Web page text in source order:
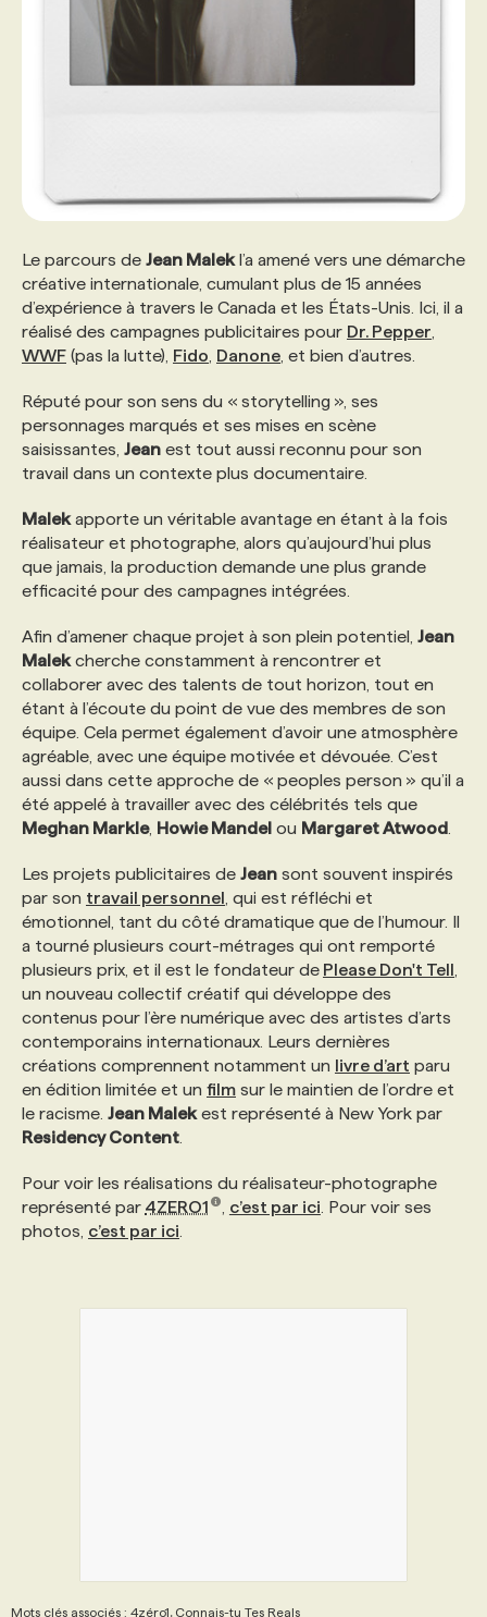
Le parcours de Jean Malekl’a amené vers une démarche
créative internationale, cumulant plus de 15 années
d’expérience à travers le Canada et les États-Unis. Ici, il a
réalisé des campagnes publicitaires pour Dr. Pepper
WWF (pas la lutte), Fido Danone , et bien d’autres.
Réputé pour son sens du « storytelling », ses
personnages marqués et ses mises en scène
saisissantes, Jean est tout aussi reconnu pour son
travail dans un contexte plus documentaire.
Malekapporte un véritable avantage en étant à la fois
réalisateur et photographe, alors qu’aujourd’hui plus
que jamais, la production demande une plus grande
efficacité pour des campagnes intégrées.
Afin d’amener chaque projet à son plein potentiel, Jean
Malekcherche constamment à rencontrer et
collaborer avec des talents de tout horizon, tout en
étant à l’écoute du point de vue des membres de son
équipe. Cela permet également d’avoir une atmosphère
agréable, avec une équipe motivée et dévouée. C’est
aussi dans cette approche de « peoples person » qu’il a
été appelé à travailler avec des célébrités tels que
Meghan Markle, Howie Mandel ou Margaret Atwood
Les projets publicitaires de Jean sont souvent inspirés
par son travail personnel , qui est réfléchi et
émotionnel, tant du côté dramatique que de l’humour. Il
a tourné plusieurs court-métrages qui ont remporté
plusieurs prix, et il est le fondateur de Please Don't Tell
un nouveau collectif créatif qui développe des
contenus pour l’ère numérique avec des artistes d’arts
contemporains internationaux. Leurs dernières
créations comprennent notamment un livre d’art paru
en édition limitée et un film sur le maintien de l’ordre et
le racisme. Jean Malekest représenté à New York par
Residency Content
Pour voir les réalisations du réalisateur-photographe
représenté par 4ZERO1 c’est par ici . Pour voir ses
photos, c’est par ici
Mots clés associés : 4zéro1, Connais-tu Tes Reals